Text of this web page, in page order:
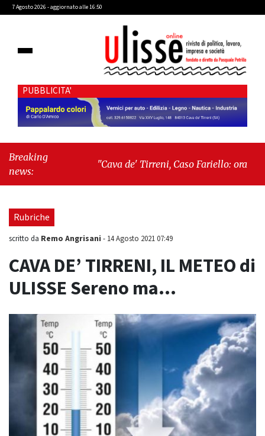
7 Agosto 2026 - aggiornato alle 16:50
PUBBLICITA'
Breaking
news:
"Cava de' Tirreni, Caso Fariello: ora torniamo
Rubriche
scritto da Remo Angrisani - 14 Agosto 2021 07:49
CAVA DE’ TIRRENI, IL METEO di
ULISSE Sereno ma…